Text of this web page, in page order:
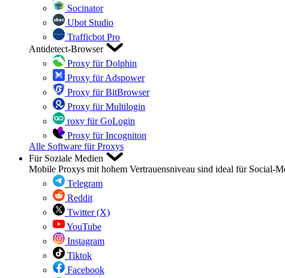
Socinator
Ubot Studio
Trafficbot Pro
Antidetect-Browser
Proxy für Dolphin
Proxy für Adspower
Proxy für BitBrowser
Proxy für Multilogin
roxy für GoLogin
Proxy für Incogniton
Alle Software für Proxys
Für Soziale Medien
Mobile Proxys mit hohem Vertrauensniveau sind ideal für Social-
Telegram
Reddit
Twitter (X)
YouTube
Instagram
Tiktok
Facebook